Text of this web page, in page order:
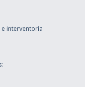
interventoría